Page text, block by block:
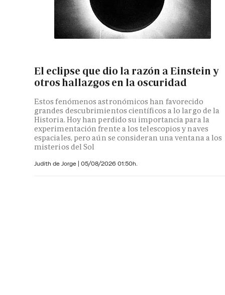
El eclipse que dio la razón a Einstein y
otros hallazgos en la oscuridad
Estos fenómenos astronómicos han favorecido
grandes descubrimientos científicos a lo largo de la
Historia. Hoy han perdido su importancia para la
experimentación frente a los telescopios y naves
espaciales, pero aún se consideran una ventana a los
misterios del Sol
Judith de Jorge | 05/08/2026 01:50h.